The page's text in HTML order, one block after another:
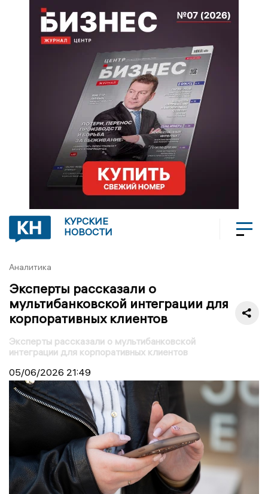
КУРСКИЕ
НОВОСТИ
Аналитика
Эксперты рассказали о
мультибанковской интеграции для
корпоративных клиентов
Эксперты рассказали о мультибанковской
интеграции для корпоративных клиентов
05/06/2026 21:49